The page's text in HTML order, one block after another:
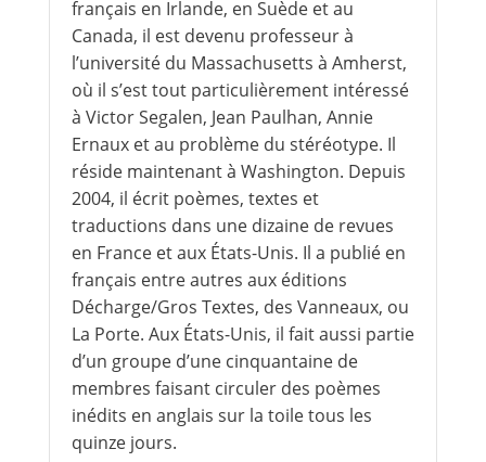
français en Irlande, en Suède et au
Canada, il est devenu professeur à
l’université du Massachusetts à Amherst,
où il s’est tout particulièrement intéressé
à Victor Segalen, Jean Paulhan, Annie
Ernaux et au problème du stéréotype. Il
réside maintenant à Washington. Depuis
2004, il écrit poèmes, textes et
traductions dans une dizaine de revues
en France et aux États-Unis. Il a publié en
français entre autres aux éditions
Décharge/Gros Textes, des Vanneaux, ou
La Porte. Aux États-Unis, il fait aussi partie
d’un groupe d’une cinquantaine de
membres faisant circuler des poèmes
inédits en anglais sur la toile tous les
quinze jours.